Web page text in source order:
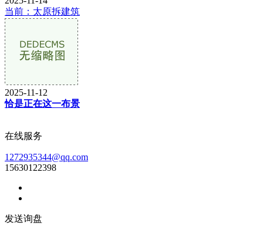
当前：太原拆建筑
2025-11-12
恰是正在这一布景
在线服务
1272935344@qq.com
15630122398
发送询盘